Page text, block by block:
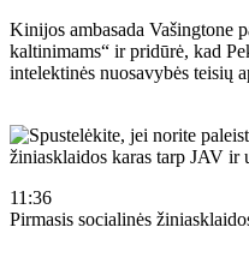
Kinijos ambasada Vašingtone
kaltinimams“ ir pridūrė, kad
intelektinės nuosavybės teisių
11:36
Pirmasis socialinės